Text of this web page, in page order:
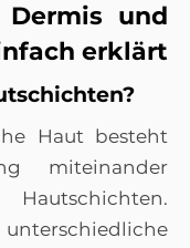
Dermis und
erklärt
Haut besteht
miteinander